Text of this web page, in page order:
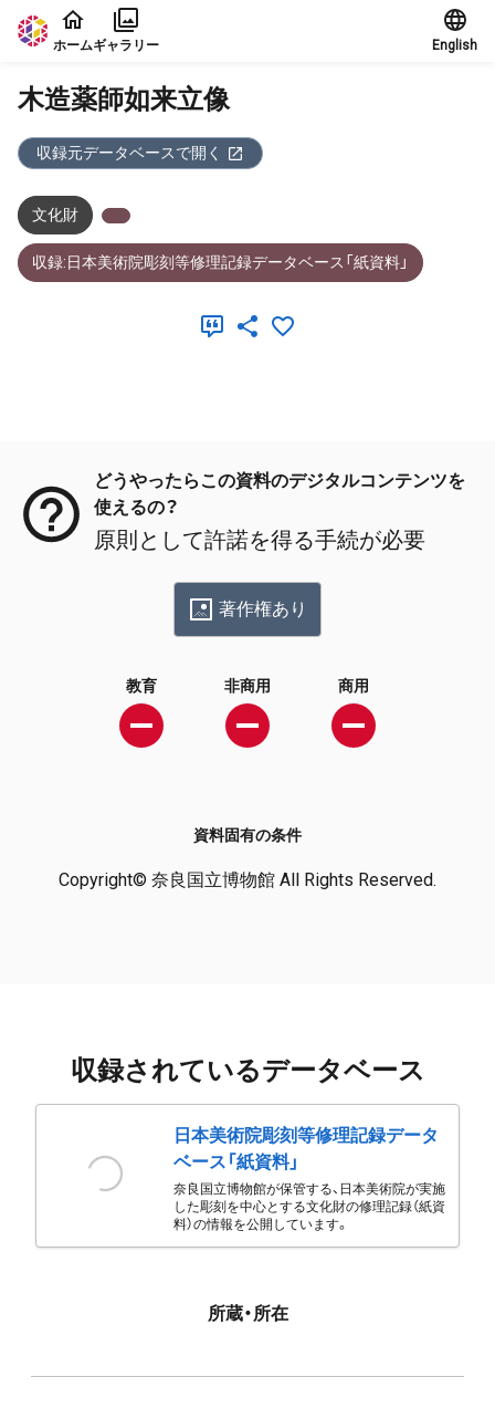
本文に飛ぶ
ホームギャラリー English
木造薬師如来立像
収録元データベースで開く
文化財
収録:日本美術院彫刻等修理記録データベース「紙資料」
どうやったらこの資料のデジタルコンテンツを
使えるの？
原則として許諾を得る手続が必要
著作権あり
教育 非商用 商用
資料固有の条件
Copyright© 奈良国立博物館 All Rights Reserved.
収録されているデータベース
日本美術院彫刻等修理記録データ
ベース「紙資料」
奈良国立博物館が保管する、日本美術院が実施
した彫刻を中心とする文化財の修理記録（紙資
料）の情報を公開しています。
所蔵・所在